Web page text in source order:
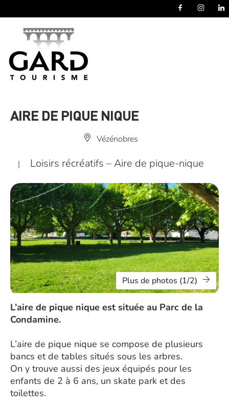
AIRE DE PIQUE NIQUE
Vézénobres
| Loisirs récréatifs – Aire de pique-nique
Plus de photos (1/2)
L’aire de pique nique est située au Parc de la
Condamine.
L’aire de pique nique se compose de plusieurs
bancs et de tables situés sous les arbres.
On y trouve aussi des jeux équipés pour les
enfants de 2 à 6 ans, un skate park et des
toilettes.